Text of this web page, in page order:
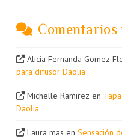
Comentarios
Alicia Fernanda Gomez
para difusor Daolia
Michelle Ramirez en
Daolia
Laura mas enSensación